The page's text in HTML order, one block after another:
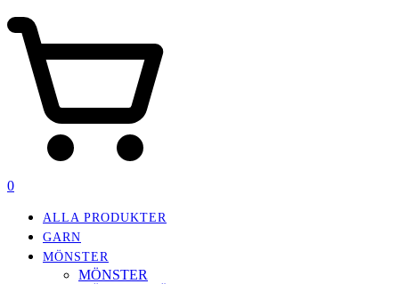
0
ALLA PRODUKTER
GARN
MÖNSTER
MÖNSTER